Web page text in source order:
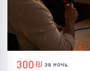
300
за ночь